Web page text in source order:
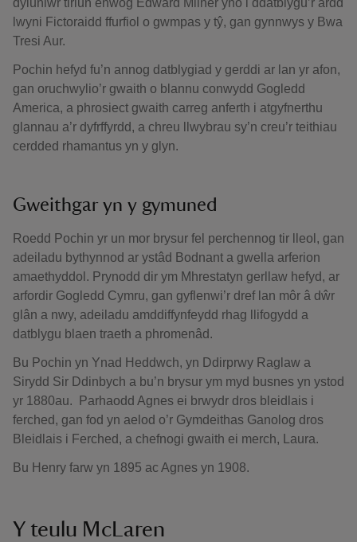
dyluniwr tirlun enwog Edward Milner yno i ddatblygu’r ardd
lwyni Fictoraidd ffurfiol o gwmpas y tŷ, gan gynnwys y Bwa
Tresi Aur.
Pochin hefyd fu’n annog datblygiad y gerddi ar lan yr afon,
gan oruchwylio’r gwaith o blannu conwydd Gogledd
America, a phrosiect gwaith carreg anferth i atgyfnerthu
glannau a’r dyfrffyrdd, a chreu llwybrau sy’n creu’r teithiau
cerdded rhamantus yn y glyn.
Gweithgar yn y gymuned
Roedd Pochin yr un mor brysur fel perchennog tir lleol, gan
adeiladu bythynnod ar ystâd Bodnant a gwella arferion
amaethyddol. Prynodd dir ym Mhrestatyn gerllaw hefyd, ar
arfordir Gogledd Cymru, gan gyflenwi’r dref lan môr â dŵr
glân a nwy, adeiladu amddiffynfeydd rhag llifogydd a
datblygu blaen traeth a phromenâd.
Bu Pochin yn Ynad Heddwch, yn Ddirprwy Raglaw a
Sirydd Sir Ddinbych a bu’n brysur ym myd busnes yn ystod
yr 1880au. Parhaodd Agnes ei brwydr dros bleidlais i
ferched, gan fod yn aelod o’r Gymdeithas Ganolog dros
Bleidlais i Ferched, a chefnogi gwaith ei merch, Laura.
Bu Henry farw yn 1895 ac Agnes yn 1908.
Y teulu McLaren